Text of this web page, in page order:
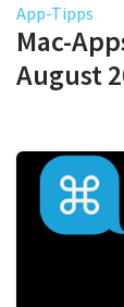
App-Tipps
Mac-
August